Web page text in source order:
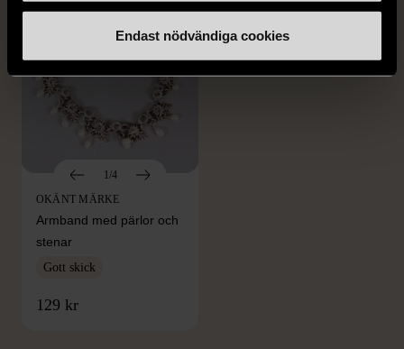
Endast nödvändiga cookies
1/4
OKÄNT MÄRKE
Armband med pärlor och
stenar
Gott skick
129 kr
FRÅN SAMMA VARUMÄRKE